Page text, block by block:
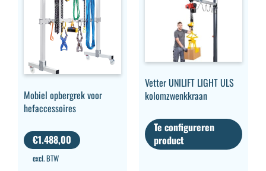
Mobiel opbergrek voor
hefaccessoires
€1.488,00
excl. BTW
Vetter UNILIFT LIGHT ULS
kolomzwenkkraan
Te configureren
product